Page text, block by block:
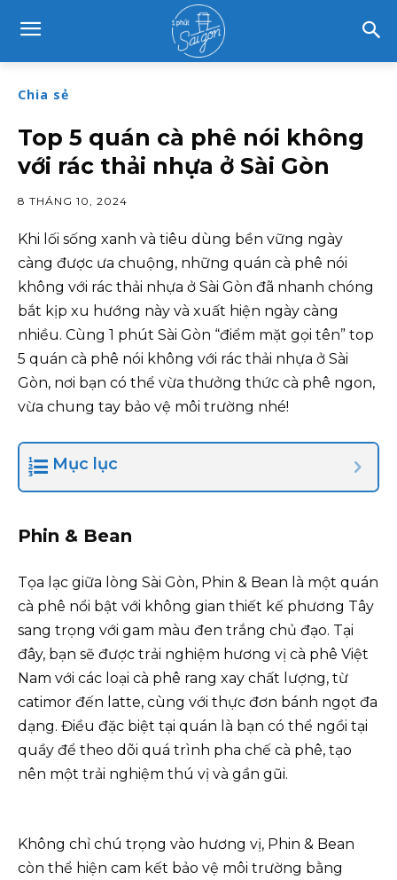
Chia sẻ
Top 5 quán cà phê nói không
với rác thải nhựa ở Sài Gòn
8 THÁNG 10, 2024
Khi lối sống xanh và tiêu dùng bền vững ngày
càng được ưa chuộng, những quán cà phê nói
không với rác thải nhựa ở Sài Gòn đã nhanh chóng
bắt kịp xu hướng này và xuất hiện ngày càng
nhiều. Cùng 1 phút Sài Gòn “điểm mặt gọi tên” top
5 quán cà phê nói không với rác thải nhựa ở Sài
Gòn, nơi bạn có thể vừa thưởng thức cà phê ngon,
vừa chung tay bảo vệ môi trường nhé!
Mục lục
Phin & Bean
Tọa lạc giữa lòng Sài Gòn, Phin & Bean là một quán
cà phê nổi bật với không gian thiết kế phương Tây
sang trọng với gam màu đen trắng chủ đạo. Tại
đây, bạn sẽ được trải nghiệm hương vị cà phê Việt
Nam với các loại cà phê rang xay chất lượng, từ
catimor đến latte, cùng với thực đơn bánh ngọt đa
dạng. Điều đặc biệt tại quán là bạn có thể ngồi tại
quầy để theo dõi quá trình pha chế cà phê, tạo
nên một trải nghiệm thú vị và gần gũi.
Không chỉ chú trọng vào hương vị, Phin & Bean
còn thể hiện cam kết bảo vệ môi trường bằng